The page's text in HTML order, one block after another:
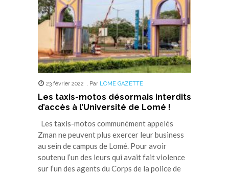
23 février 2022 , Par LOME GAZETTE
Les taxis-motos désormais interdits
d’accès à l’Université de Lomé !
Les taxis-motos communément appelés
Zman ne peuvent plus exercer leur business
au sein de campus de Lomé. Pour avoir
soutenu l’un des leurs qui avait fait violence
sur l’un des agents du Corps de la police de